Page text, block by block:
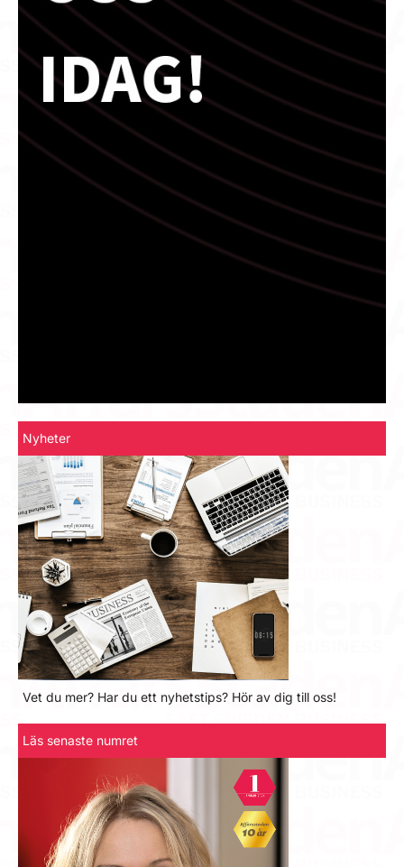
Nyheter
Vet du mer? Har du ett nyhetstips? Hör av dig till oss!
Läs senaste numret